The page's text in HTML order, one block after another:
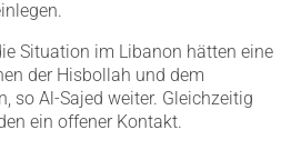
Situation im Libanon hätten eine
der Hisbollah und dem
so Al-Sajed weiter. Gleichzeitig
ein offener Kontakt.